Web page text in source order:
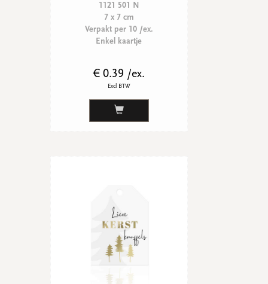
1121 501 N
7 x 7 cm
Verpakt per 10 /ex.
Enkel kaartje
€ 0.39 /ex.
Excl BTW